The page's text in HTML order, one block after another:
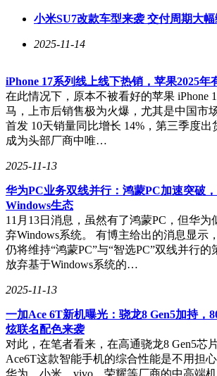
小米SU7改款车型来袭 交付周期大
2025-11-14
iPhone 17系列线上线下热销，苹果2025年
在此情况下，原本不被看好的苹果 iPhone
马，上市后销售极为火爆，尤其是中国市
首发 10天销量同比增长 14%，第三季度出
成为头部厂商中唯…
2025-11-13
华为PC业务双线并行：鸿蒙PC加速突破
Windows生态
11月13日消息，虽然有了鸿蒙PC，但华为
弃Windows系统。 有博主给出的消息显示
仍将维持“鸿蒙PC”与“智选PC”双线并行
放弃基于Windows系统的…
2025-11-13
一加Ace 6T新机曝光：骁龙8 Gen5加持，
炫联名配色来袭
对此，在笔者看来，在高通骁龙8 Gen5芯
Ace6T这款智能手机的综合性能是不用担
华为、小米、vivo、荣耀等厂商的中高端